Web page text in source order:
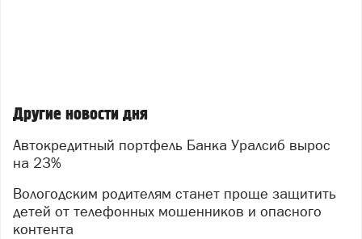
Другие новости дня
Автокредитный портфель Банка Уралсиб вырос
на 23%
Вологодским родителям станет проще защитить
детей от телефонных мошенников и опасного
контента